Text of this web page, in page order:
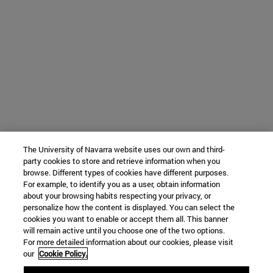
The University of Navarra website uses our own and third-
party cookies to store and retrieve information when you
browse. Different types of cookies have different purposes.
For example, to identify you as a user, obtain information
about your browsing habits respecting your privacy, or
personalize how the content is displayed. You can select the
cookies you want to enable or accept them all. This banner
will remain active until you choose one of the two options.
For more detailed information about our cookies, please visit
our Cookie Policy.